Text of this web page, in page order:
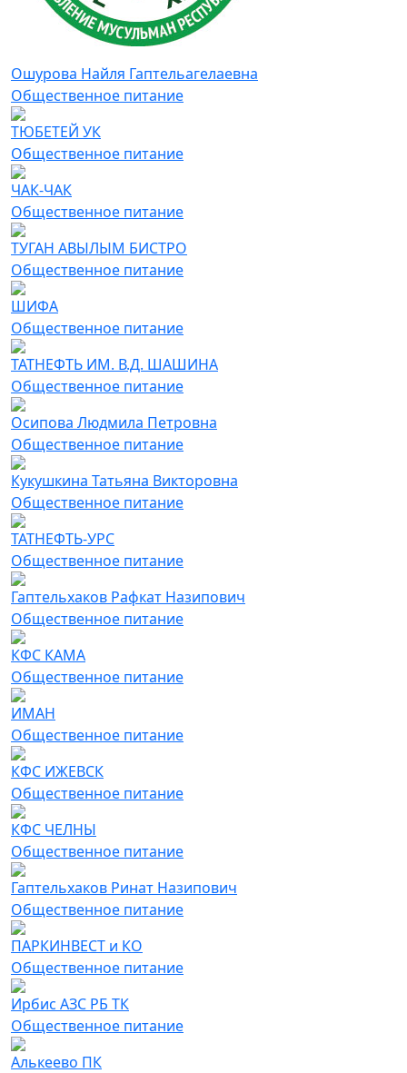
Ошурова Найля Гаптельагелаевна
Общественное питание
ТЮБЕТЕЙ УК
Общественное питание
ЧАК-ЧАК
Общественное питание
ТУГАН АВЫЛЫМ БИСТРО
Общественное питание
ШИФА
Общественное питание
ТАТНЕФТЬ ИМ. В.Д. ШАШИНА
Общественное питание
Осипова Людмила Петровна
Общественное питание
Кукушкина Татьяна Викторовна
Общественное питание
ТАТНЕФТЬ-УРС
Общественное питание
Гаптельхаков Рафкат Назипович
Общественное питание
КФС КАМА
Общественное питание
ИМАН
Общественное питание
КФС ИЖЕВСК
Общественное питание
КФС ЧЕЛНЫ
Общественное питание
Гаптельхаков Ринат Назипович
Общественное питание
ПАРКИНВЕСТ и КО
Общественное питание
Ирбис АЗС РБ ТК
Общественное питание
Алькеево ПК